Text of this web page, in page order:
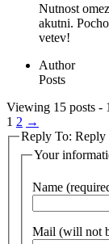
Nutnost
akutni.
vetev!
Author
Posts
Viewing 15 posts -
1 2 →
Reply To:
Your
Name
Mail (will not